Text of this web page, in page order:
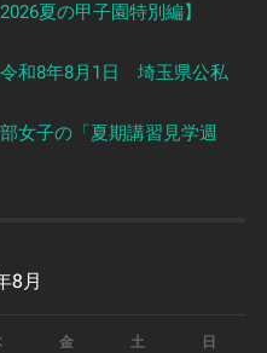
夏の甲子園特別編】
和8年8月1日 埼玉県公私
女子の「夏期講習見学週
8月
金 土 日